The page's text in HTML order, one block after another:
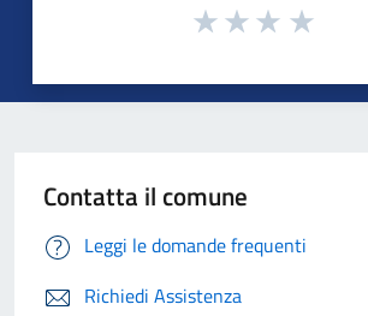
Contatta il comune
Leggi le domande frequenti
Richiedi Assistenza